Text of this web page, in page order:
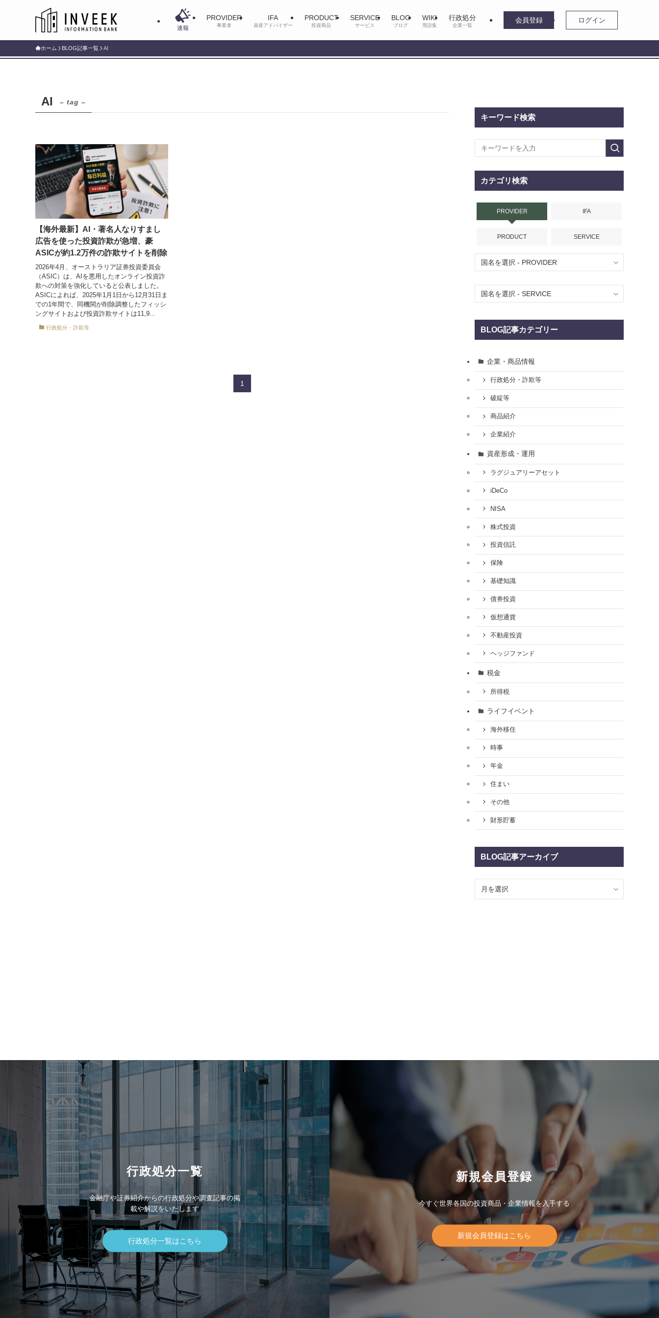
速報
PROVIDER
事業者
IFA
資産アドバイザー
PRODUCT
投資商品
SERVICE
サービス
BLOG
ブログ
WIKI
用語集
行政処分
企業一覧
会員登録 ログイン
ホーム BLOG記事一覧 AI
AI – tag –
【海外最新】AI・著名人なりすまし
広告を使った投資詐欺が急増、豪
ASICが約1.2万件の詐欺サイトを削除
2026年4月、オーストラリア証券投資委員会
（ASIC）は、AIを悪用したオンライン投資詐
欺への対策を強化していると公表しました。
ASICによれば、2025年1月1日から12月31日ま
での1年間で、同機関が削除調整したフィッシ
ングサイトおよび投資詐欺サイトは11,9...
行政処分・詐欺等
1
キーワード検索
カテゴリ検索
PROVIDER IFA
PRODUCT SERVICE
BLOG記事カテゴリー
企業・商品情報
行政処分・詐欺等
破綻等
商品紹介
企業紹介
資産形成・運用
ラグジュアリーアセット
iDeCo
NISA
株式投資
投資信託
保険
基礎知識
債券投資
仮想通貨
不動産投資
ヘッジファンド
税金
所得税
ライフイベント
海外移住
時事
年金
住まい
その他
財形貯蓄
BLOG記事アーカイブ
行政処分一覧
金融庁や証券紹介からの行政処分や調査記事の掲
載や解説をいたします
行政処分一覧はこちら
新規会員登録
今すぐ世界各国の投資商品・企業情報を入手する
新規会員登録はこちら